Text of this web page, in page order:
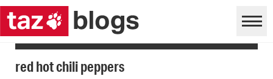
red hot chili peppers